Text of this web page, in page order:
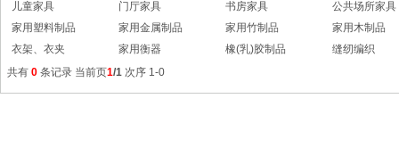
儿童家具
门厅家具 书房家具
公共场所家具
家用塑料制品
家用金属制品 家用竹制品
家用木制品
衣架、衣夹
家用衡器 橡(乳)胶制品
缝纫编织
共有0 条记录 当前页1/1 次序 1-0